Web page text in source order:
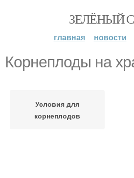
ЗЕЛЁНЫЙ
главная новости
Корнеплоды на
Условия для
корнеплодов